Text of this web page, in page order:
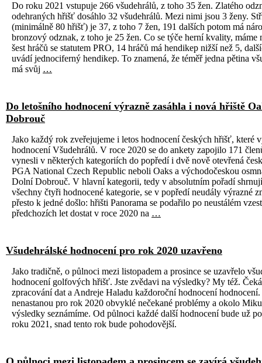
Do roku 2021 vstupuje 266 všudehrálů, z toho 35 žen. Zlatého
odehraných hřišť dosáhlo 32 všudehrálů. Mezi nimi jsou 3 ženy.
(minimálně 80 hřišť) je 37, z toho 7 žen, 191 dalších potom má
bronzový odznak, z toho je 25 žen. Co se týče herní kvality, máme
šest hráčů se statutem PRO, 14 hráčů má hendikep nižší než 5,
uvádí jednociferný hendikep. To znamená, že téměř jedna pětina
má svůj …
Do letošního hodnocení výrazně zasáhla i nová hřiště
Dobrouč
Jako každý rok zveřejujeme i letos hodnocení českých hřišť, které
hodnocení Všudehrálů. V roce 2020 se do ankety zapojilo 171
vynesli v některých kategoriích do popředí i dvě nově otevřená
PGA National Czech Republic neboli Oaks a východočeskou
Dolní Dobrouč. V hlavní kategorii, tedy v absolutním pořadí
všechny čtyři hodnocené kategorie, se v popředí neudály výrazné
přesto k jedné došlo: hřišti Panorama se podařilo po neustálém
předchozích let dostat v roce 2020 na …
Všudehrálské hodnocení pro rok 2020 uzavřeno
Jako tradičně, o půlnoci mezi listopadem a prosince se uzavřelo
hodnocení golfových hřišť. Jste zvědavi na výsledky? My též.
zpracování dat a Andreje Haladu každoroční hodnocení
nenastanou pro rok 2020 obvyklé nečekané problémy a okolo
výsledky seznámíme. Od půlnoci každé další hodnocení bude už
roku 2021, snad tento rok bude pohodovější.